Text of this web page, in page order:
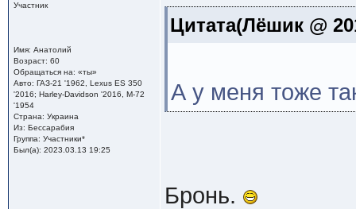
Участник
Имя: Анатолий
Возраст: 60
Обращаться на: «ты»
Авто: ГАЗ-21 '1962, Lexus ES 350
'2016; Harley-Davidson '2016, М-72
'1954
Страна: Украина
Из: Бессарабия
Группа: Участники*
Был(а): 2023.03.13 19:25
Цитата(Лёшик @
А у меня тоже
Бронь.